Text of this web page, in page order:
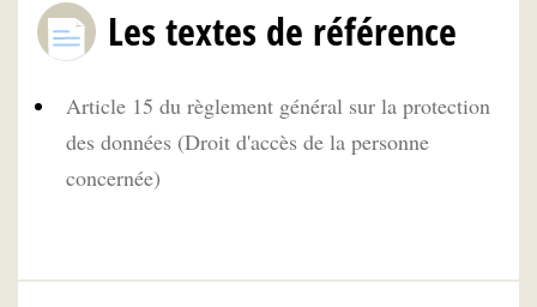
Les textes de référence
Article 15 du règlement général sur la protection
des données (Droit d'accès de la personne
concernée)